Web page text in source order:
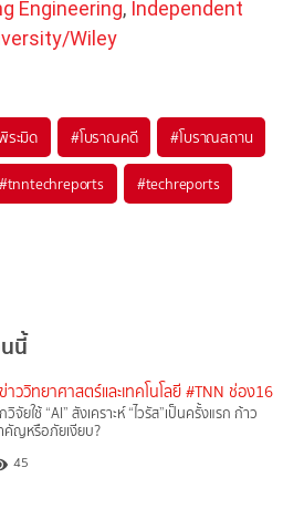
Engineering, Independent
Wiley
ระมิด #โบราณคดี #โบราณสถาน
#tnntechreports #techreports
นี้
าววิทยาศาสตร์และเทคโนโลยี #TNN ช่อง16
วิจัยใช้ “AI” สังเคราะห์ “ไวรัส”เป็นครั้งแรก ก้าว
คัญหรือภัยเงียบ?
45